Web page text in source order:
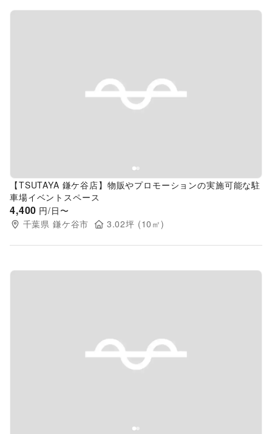
Previous slide
【TSUTAYA 鎌ケ谷店】物販やプロモーションの実施可能な駐
車場イベントスペース
4,400 円/日〜
千葉県 鎌ケ谷市 3.02坪 (10 ㎡)
Previous slide